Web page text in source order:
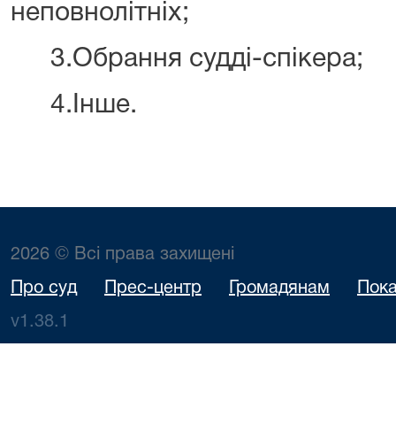
неповнолітніх;
3.Обрання судді-спікера;
4.Інше.
2026 © Всі права захищені
Про суд Прес-центр Громадянам
v1.38.1